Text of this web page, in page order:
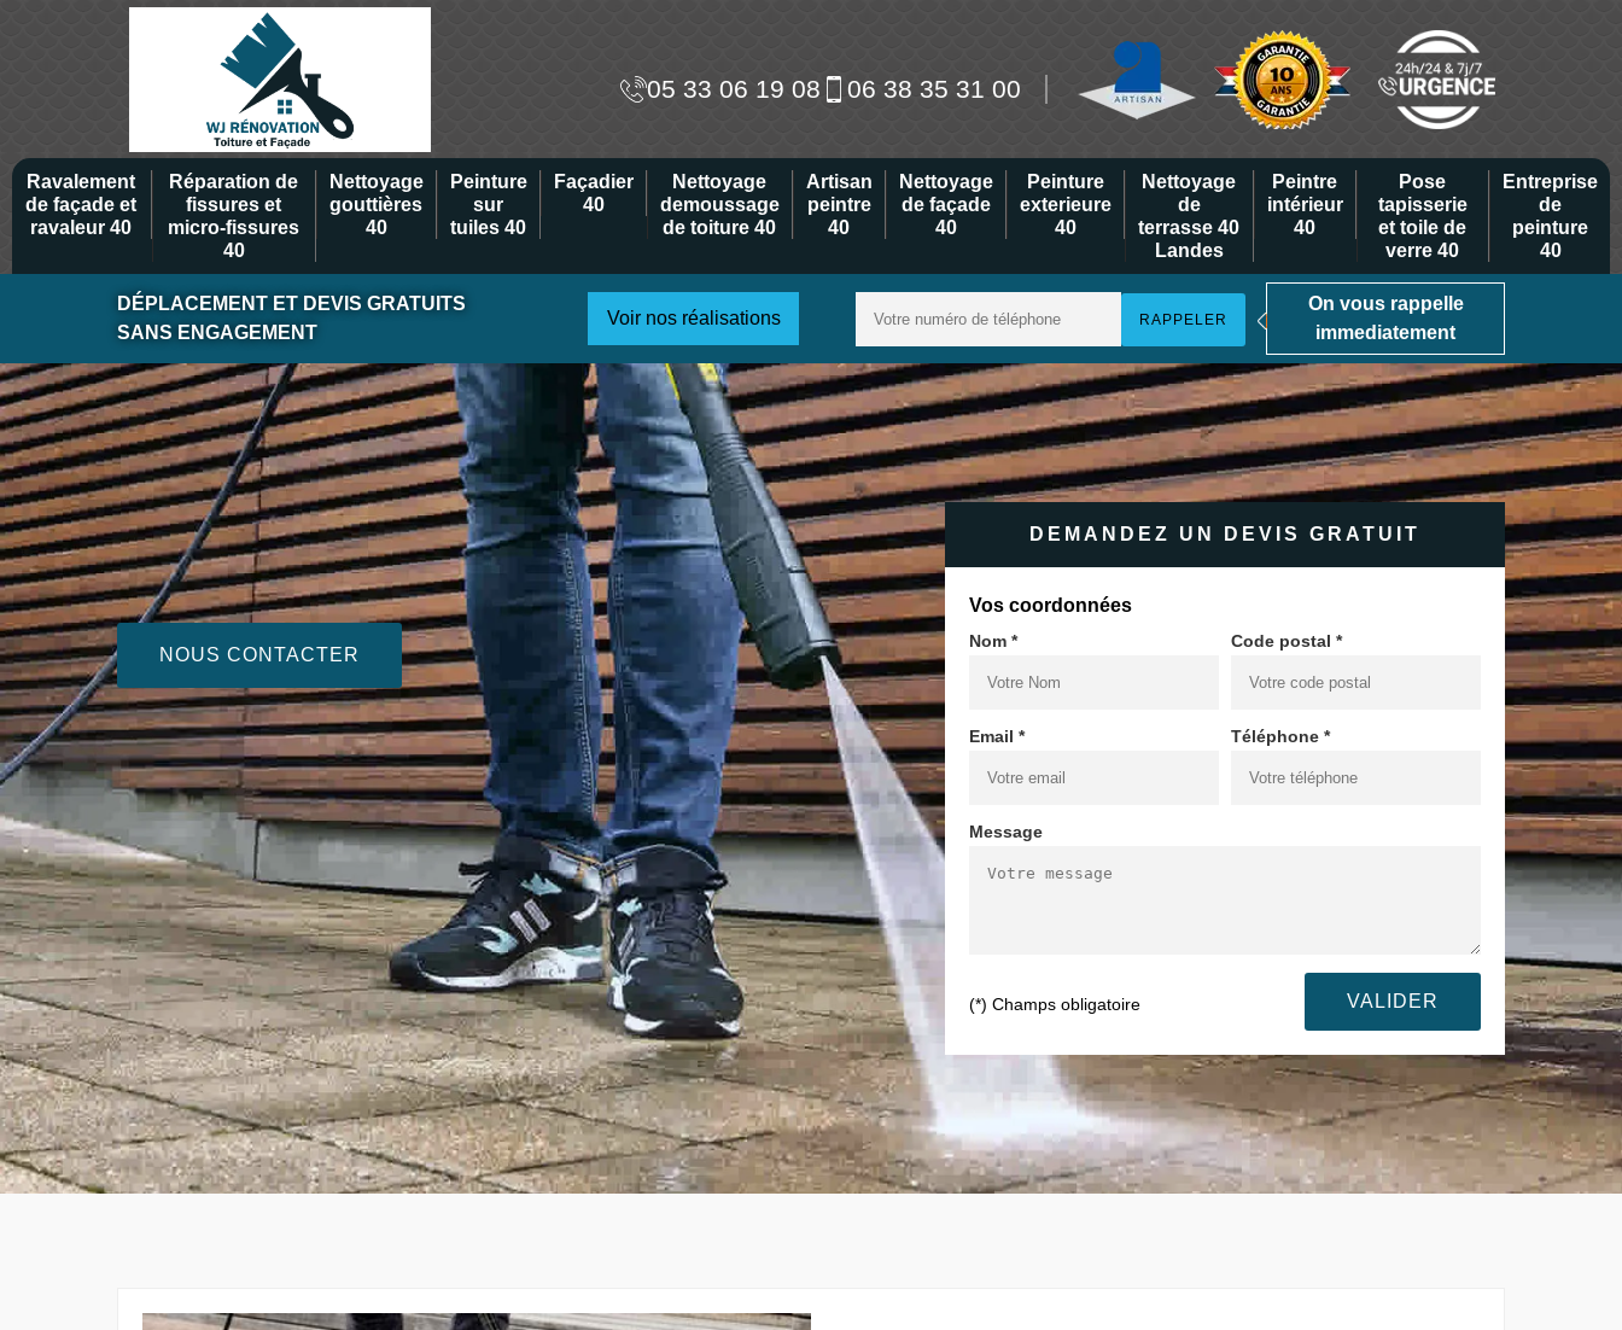
05 33 06 19 08 06 38 35 31 00
Ravalement
de façade et
ravaleur 40
Réparation de
fissures et
micro-fissures
40
Nettoyage
gouttières
40
Peinture
sur
tuiles 40
Façadier
40
Nettoyage
demoussage
de toiture 40
Artisan
peintre
40
Nettoyage
de façade
40
Peinture
exterieure
40
Nettoyage
de
terrasse 40
Landes
Peintre
intérieur
40
Pose
tapisserie
et toile de
verre 40
Entreprise
de
peinture
40
DÉPLACEMENT ET DEVIS GRATUITS
SANS ENGAGEMENT
Voir nos réalisations
On vous rappelle
immediatement
NOUS CONTACTER
DEMANDEZ UN DEVIS GRATUIT
Vos coordonnées
Nom * Code postal *
Email * Téléphone *
Message
(*) Champs obligatoire